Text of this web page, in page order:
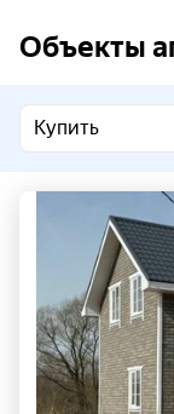
Объекты
Купить